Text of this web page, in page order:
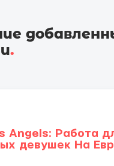
.
Angels: Работа
девушек На